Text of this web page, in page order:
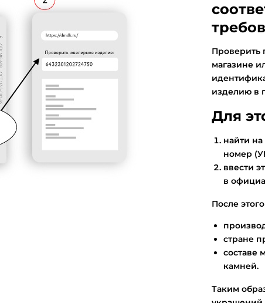
Проверить
магазине
изделию в
Для
найти
номер
ввести
в
После
стране
составе
камней.
Таким